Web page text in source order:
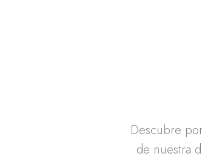
Descubre
de nuestra